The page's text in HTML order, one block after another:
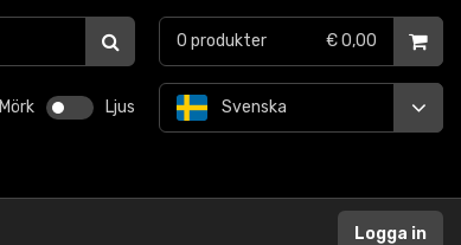
Mörk Ljus Svenska
0 produkter € 0,00
Logga in